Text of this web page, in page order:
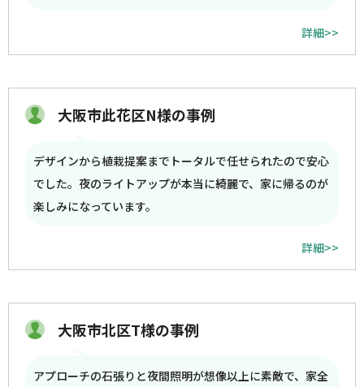
詳細>>
大阪市此花区N様の事例
デザインから植栽提案までトータルで任せられたので安心
でした。夜のライトアップが本当に綺麗で、家に帰るのが
楽しみになっています。
詳細>>
大阪市北区T様の事例
アプローチの石張りと夜間照明が想像以上に素敵で、家全